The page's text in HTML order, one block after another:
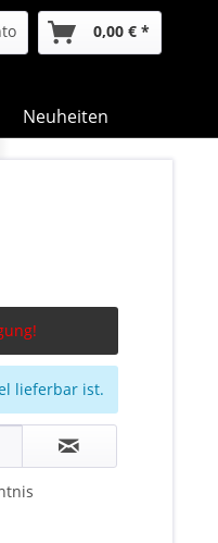
0,00 € *
Neuheiten
lieferbar ist.